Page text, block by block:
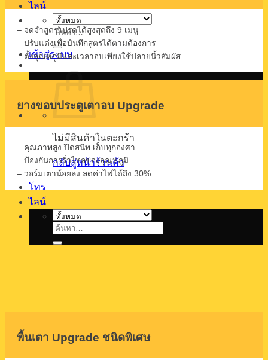
ไลน์
ค้นหา:
เข้าสู่ระบบ
ไม่มีสินค้าในตะกร้า
กลับสู่หน้าร้านค้า
โทร
ไลน์
ค้นหา:
– จดจำสูตรโปรดได้สูงสุดถึง 9 เมนู
– ปรับแต่งเพื่อบันทึกสูตรได้ตามต้องการ
– ตั้งอุณหภูมิและเวลาอบเพียงใช้ปลายนิ้วสัมผัส
ยางขอบประตูเตาอบ Upgrade
– คุณภาพสูง ปิดสนิท เก็บทุกองศา
– ป้องกันการรั่วไหลของอุณหภูมิ
– วอร์มเตาน้อยลง ลดค่าไฟได้ถึง 30%
พื้นเตา Upgrade ชนิดพิเศษ